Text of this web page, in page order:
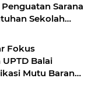
Sarana
Sekolah
Fokus
Balai
Mutu Barang